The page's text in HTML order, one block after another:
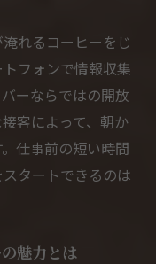
れるコーヒーをじ
フォンで情報収集
ーならではの開放
客によって、朝か
仕事前の短い時間
タートできるのは
魅力とは